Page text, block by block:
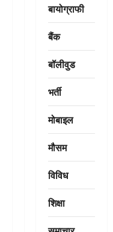
बायोग्राफी
बैंक
बॉलीवुड
भर्ती
मोबाइल
मौसम
विविध
शिक्षा